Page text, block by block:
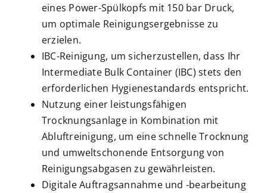
eines Power-Spülkopfs mit 150 bar Druck,
um optimale Reinigungsergebnisse zu
erzielen.
IBC-Reinigung, um sicherzustellen, dass Ihr
Intermediate Bulk Container (IBC) stets den
erforderlichen Hygienestandards entspricht.
Nutzung einer leistungsfähigen
Trocknungsanlage in Kombination mit
Abluftreinigung, um eine schnelle Trocknung
und umweltschonende Entsorgung von
Reinigungsabgasen zu gewährleisten.
Digitale Auftragsannahme und -bearbeitung